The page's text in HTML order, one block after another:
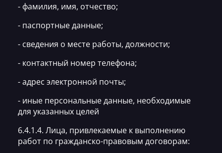
- фамилия, имя, отчество;
- паспортные данные;
- сведения о месте работы, должности;
- контактный номер телефона;
- адрес электронной почты;
- иные персональные данные, необходимые
для указанных целей
6.4.1.4. Лица, привлекаемые к выполнению
работ по гражданско-правовым договорам: